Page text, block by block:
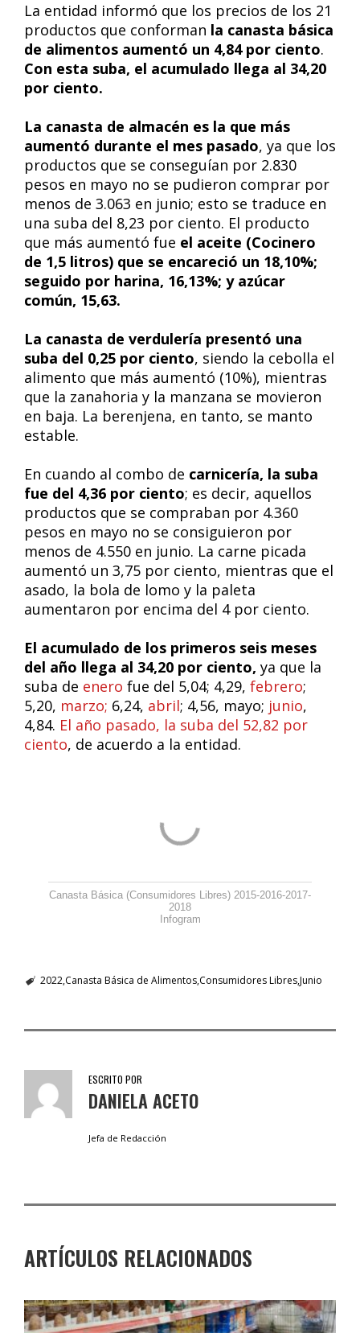
La entidad informó que los precios de los 21
productos que conforman la canasta básica
de alimentos aumentó un 4,84 por ciento.
Con esta suba, el acumulado llega al 34,20
por ciento.
La canasta de almacén es la que más
aumentó durante el mes pasado, ya que los
productos que se conseguían por 2.830
pesos en mayo no se pudieron comprar por
menos de 3.063 en junio; esto se traduce en
una suba del 8,23 por ciento. El producto
que más aumentó fue el aceite (Cocinero
de 1,5 litros) que se encareció un 18,10%;
seguido por harina, 16,13%; y azúcar
común, 15,63.
La canasta de verdulería presentó una
suba del 0,25 por ciento, siendo la cebolla el
alimento que más aumentó (10%), mientras
que la zanahoria y la manzana se movieron
en baja. La berenjena, en tanto, se manto
estable.
En cuando al combo de carnicería, la suba
fue del 4,36 por ciento; es decir, aquellos
productos que se compraban por 4.360
pesos en mayo no se consiguieron por
menos de 4.550 en junio. La carne picada
aumentó un 3,75 por ciento, mientras que el
asado, la bola de lomo y la paleta
aumentaron por encima del 4 por ciento.
El acumulado de los primeros seis meses
del año llega al 34,20 por ciento, ya que la
suba de enero fue del 5,04; 4,29, febrero;
5,20, marzo; 6,24, abril; 4,56, mayo; junio,
4,84. El año pasado, la suba del 52,82 por
ciento, de acuerdo a la entidad.
Canasta Básica (Consumidores Libres) 2015-2016-2017-
2018
Infogram
2022Canasta Básica de AlimentosConsumidores LibresJunio
ESCRITO POR
DANIELA ACETO
Jefa de Redacción
ARTÍCULOS RELACIONADOS